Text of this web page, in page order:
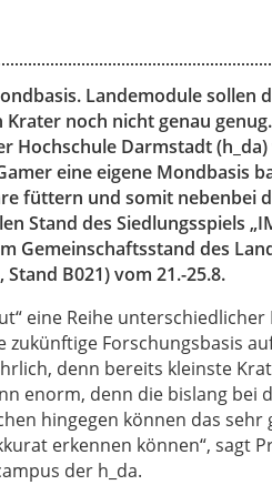
Landemodule
noch nicht genau
Hochschule Darmstadt
eine eigene Mondbasis
füttern und somit nebenbei
Stand des Siedlungsspiels
Gemeinschaftsstand des
Stand B021) vom 21.-25.8.
eine Reihe
Forschungsbasis
denn bereits kleinste
enorm, denn die bislang bei
hingegen können das sehr
erkennen können“, sagt
der h_da.